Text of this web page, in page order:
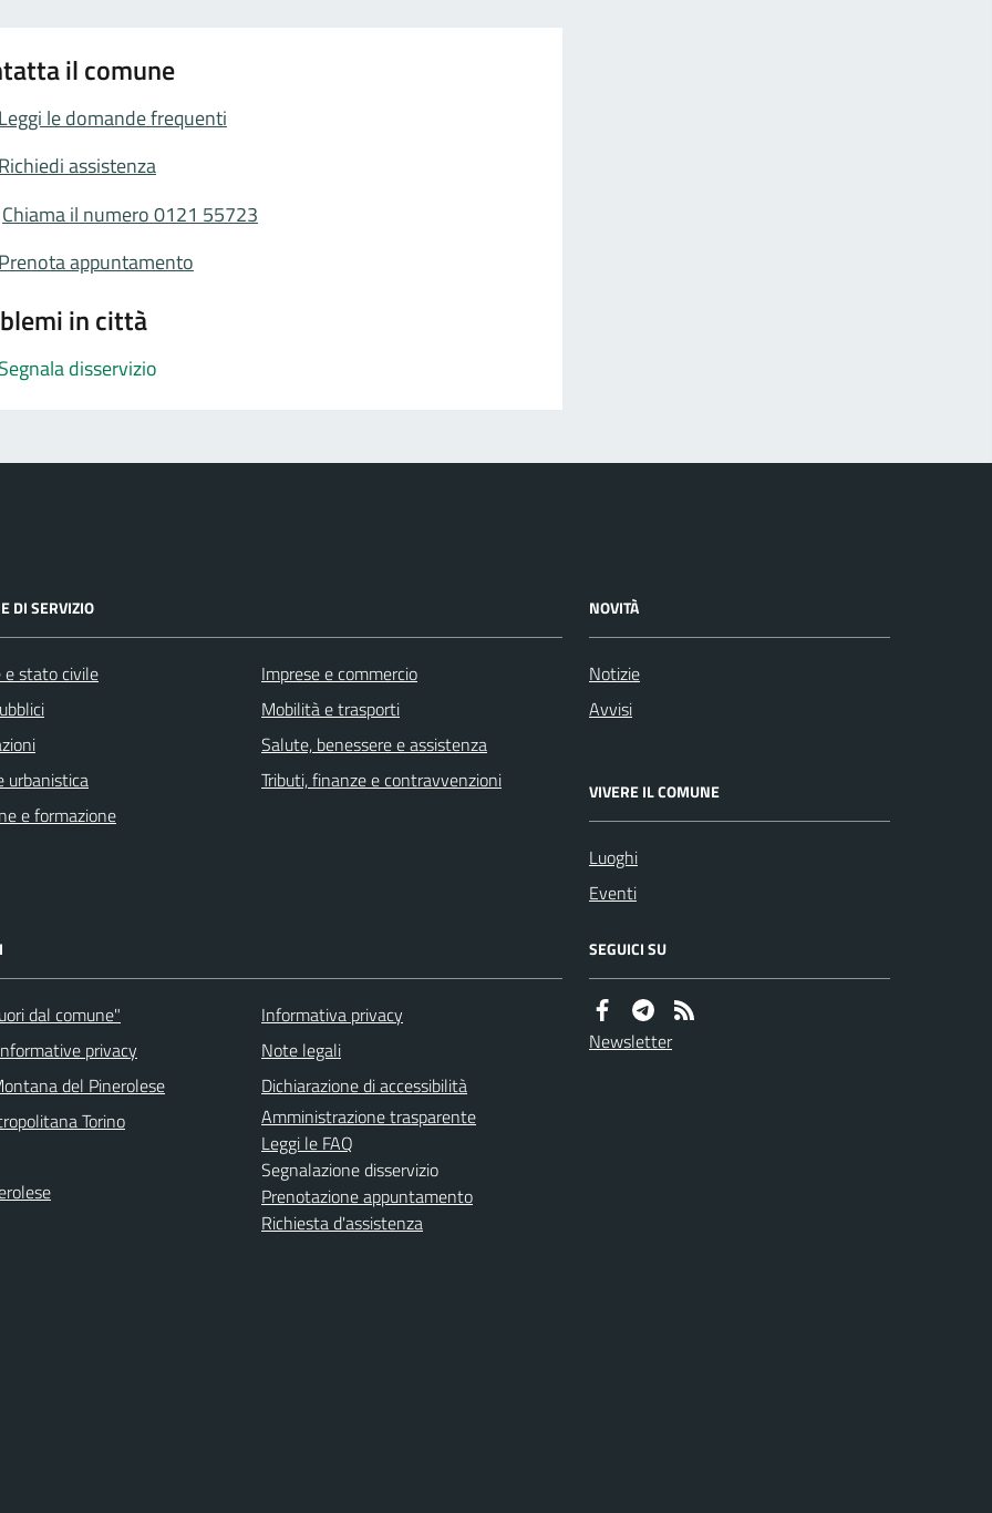
il comune
Leggi le domande frequenti
Richiedi assistenza
Chiama il numero 0121 55723
Prenota appuntamento
in città
Segnala disservizio
DI SERVIZIO
e stato civile
urbanistica
e formazione
Imprese e commercio
Mobilità e trasporti
Salute, benessere e assistenza
Tributi, finanze e contravvenzioni
NOVITÀ
Notizie
Avvisi
VIVERE IL COMUNE
Luoghi
Eventi
dal comune"
privacy
del Pinerolese
Torino
Informativa privacy
Note legali
Dichiarazione di accessibilità
Amministrazione trasparente
Leggi le FAQ
Segnalazione disservizio
Prenotazione appuntamento
Richiesta d'assistenza
SEGUICI SU
Newsletter